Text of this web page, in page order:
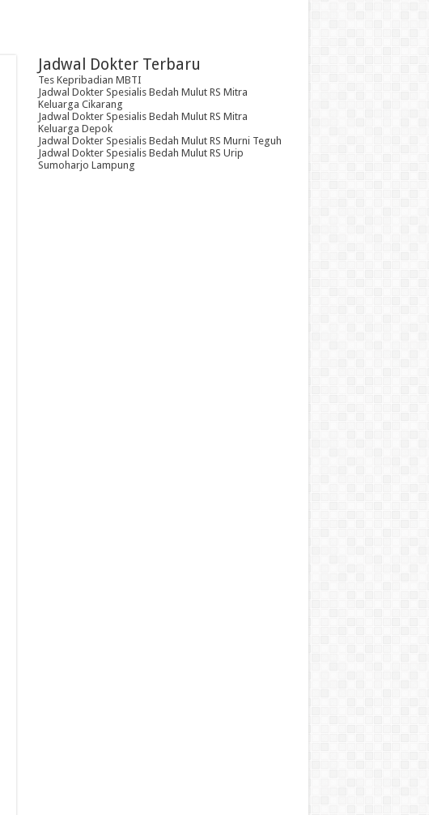
Jadwal Dokter Terbaru
Tes Kepribadian MBTI
Jadwal Dokter Spesialis Bedah Mulut RS Mitra
Keluarga Cikarang
Jadwal Dokter Spesialis Bedah Mulut RS Mitra
Keluarga Depok
Jadwal Dokter Spesialis Bedah Mulut RS Murni Teguh
Jadwal Dokter Spesialis Bedah Mulut RS Urip
Sumoharjo Lampung